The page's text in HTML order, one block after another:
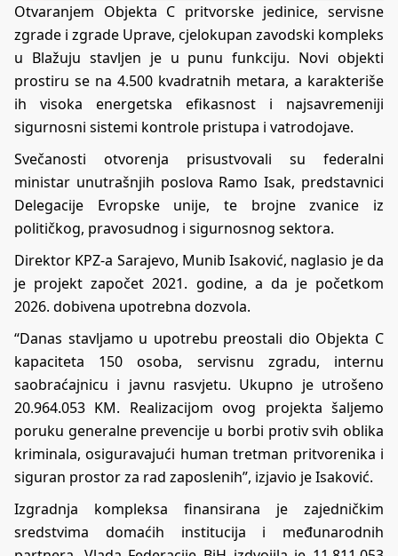
Otvaranjem Objekta C pritvorske jedinice, servisne
zgrade i zgrade Uprave, cjelokupan zavodski kompleks
u Blažuju stavljen je u punu funkciju. Novi objekti
prostiru se na 4.500 kvadratnih metara, a karakteriše
ih visoka energetska efikasnost i najsavremeniji
sigurnosni sistemi kontrole pristupa i vatrodojave.
Svečanosti otvorenja prisustvovali su federalni
ministar unutrašnjih poslova Ramo Isak, predstavnici
Delegacije Evropske unije, te brojne zvanice iz
političkog, pravosudnog i sigurnosnog sektora.
Direktor KPZ-a Sarajevo, Munib Isaković, naglasio je da
je projekt započet 2021. godine, a da je početkom
2026. dobivena upotrebna dozvola.
“Danas stavljamo u upotrebu preostali dio Objekta C
kapaciteta 150 osoba, servisnu zgradu, internu
saobraćajnicu i javnu rasvjetu. Ukupno je utrošeno
20.964.053 KM. Realizacijom ovog projekta šaljemo
poruku generalne prevencije u borbi protiv svih oblika
kriminala, osiguravajući human tretman pritvorenika i
siguran prostor za rad zaposlenih”, izjavio je Isaković.
Izgradnja kompleksa finansirana je zajedničkim
sredstvima domaćih institucija i međunarodnih